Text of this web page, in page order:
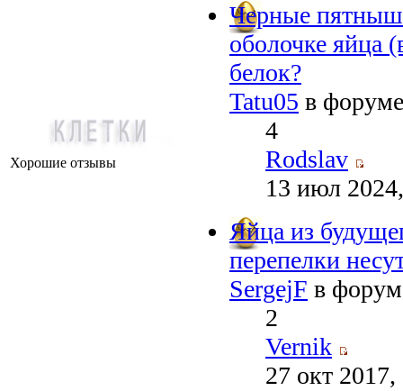
Хорошие отзывы
Черные
оболочке яйца
белок?
Tatu05 в
4
Rodslav
13 июл
Яйца из
перепелки
SergejF в
2
Vernik
27 окт